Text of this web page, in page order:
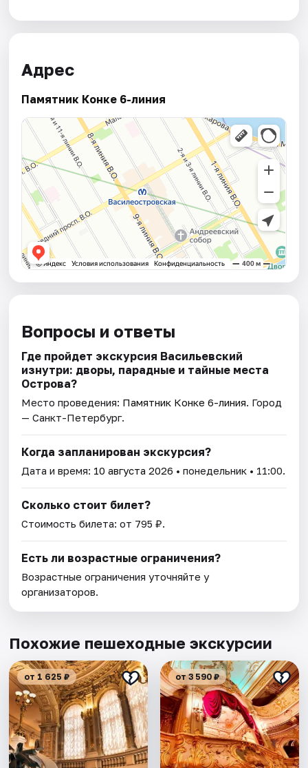
Адрес
Памятник Конке 6-линия
Вопросы и ответы
Где пройдет экскурсия Васильевский
изнутри: дворы, парадные и тайные места
Острова?
Место проведения: Памятник Конке 6-линия. Город
— Санкт-Петербург.
Когда запланирован экскурсия?
Дата и время: 10 августа 2026 • понедельник • 11:00.
Сколько стоит билет?
Стоимость билета: от 795 ₽.
Есть ли возрастные ограничения?
Возрастные ограничения уточняйте у
организаторов.
Похожие пешеходные экскурсии
от 1 625 ₽ от 3 590 ₽